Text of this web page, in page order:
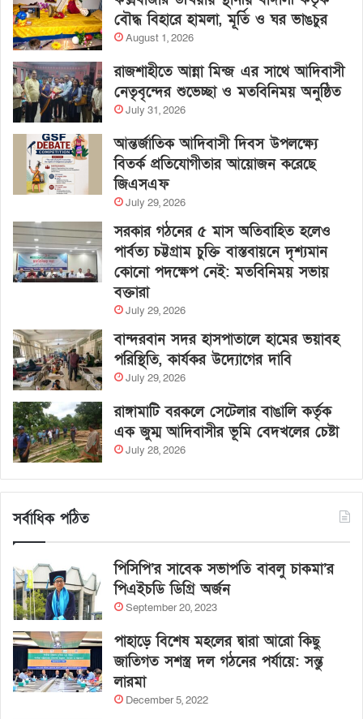
বৌদ্ধ বিহারে হামলা, মূর্তি ও ঘর ভাঙচুর
August 1, 2026
রাজশাহীতে আন্না মিন্জ এর সাথে আদিবাসী
নেতৃবৃন্দের শুভেচ্ছা ও মতবিনিময় অনুষ্ঠিত
July 31, 2026
আন্তর্জাতিক আদিবাসী দিবস উপলক্ষ্যে
বিতর্ক প্রতিযোগীতার আয়োজন করেছে
জিএসএফ
July 29, 2026
সরকার গঠনের ৫ মাস অতিবাহিত হলেও
পার্বত্য চট্টগ্রাম চুক্তি বাস্তবায়নে দৃশ্যমান
কোনো পদক্ষেপ নেই: মতবিনিময় সভায়
বক্তারা
July 29, 2026
বান্দরবান সদর হাসপাতালে হামের ভয়াবহ
পরিস্থিতি, কার্যকর উদ্যোগের দাবি
July 29, 2026
রাঙ্গামাটি বরকলে সেটেলার বাঙালি কর্তৃক
এক জুম্ম আদিবাসীর ভূমি বেদখলের চেষ্টা
July 28, 2026
সর্বাধিক পঠিত
পিসিপি’র সাবেক সভাপতি বাবলু চাকমা’র
পিএইচডি ডিগ্রি অর্জন
September 20, 2023
পাহাড়ে বিশেষ মহলের দ্বারা আরো কিছু
জাতিগত সশস্ত্র দল গঠনের পর্যায়ে: সন্তু
লারমা
December 5, 2022